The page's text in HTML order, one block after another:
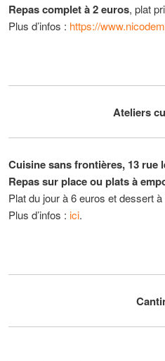
Repas complet à 2 euros, plat
Plus d’infos : https://
Ateliers
Cuisine sans frontières, 13 rue
Repas sur place ou plats à
Plat du jour à 6 euros et dessert
Plus d’infos : ici.